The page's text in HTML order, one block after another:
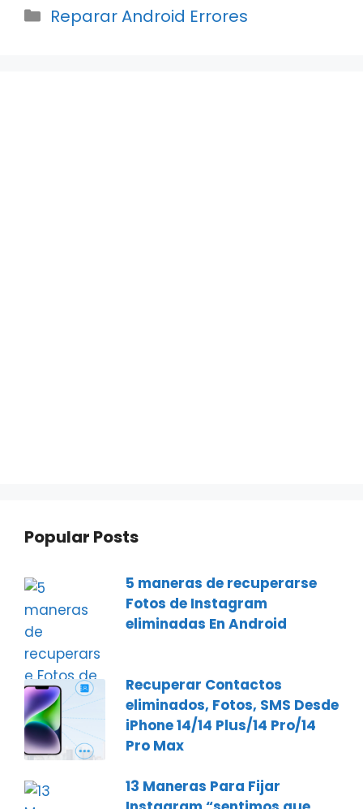
Categories
Reparar Android Errores
Popular Posts
5 maneras de recuperarse
Fotos de Instagram
eliminadas En Android
Recuperar Contactos
eliminados, Fotos, SMS Desde
iPhone 14/14 Plus/14 Pro/14
Pro Max
13 Maneras Para Fijar